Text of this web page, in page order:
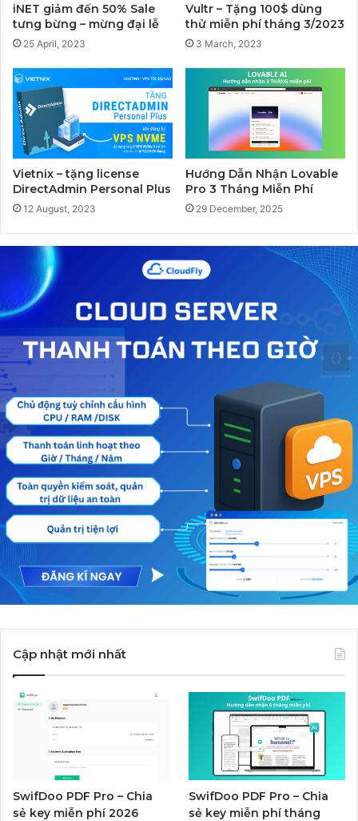
iNET giảm đến 50% Sale
tưng bừng – mừng đại lễ
25 April, 2023
Vultr – Tặng 100$ dùng
thử miễn phí tháng 3/2023
3 March, 2023
Vietnix – tặng license
DirectAdmin Personal Plus
12 August, 2023
Hướng Dẫn Nhận Lovable
Pro 3 Tháng Miễn Phí
29 December, 2025
Cập nhật mới nhất
SwifDoo PDF Pro – Chia
sẻ key miễn phí 2026
SwifDoo PDF Pro – Chia
sẻ key miễn phí tháng